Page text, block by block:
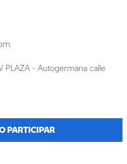
PLAZA - Autogermana calle
PARTICIPAR